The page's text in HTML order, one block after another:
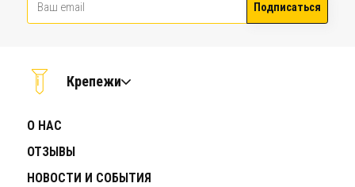
Подписаться
Крепежи
О НАС
ОТЗЫВЫ
НОВОСТИ И СОБЫТИЯ